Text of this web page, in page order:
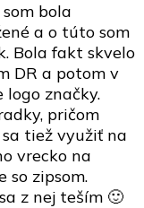
bola
a o túto som
Bola fakt skvelo
DR a potom v
značky.
pričom
tiež využiť na
vrecko na
so zipsom.
z nej teším 🙂